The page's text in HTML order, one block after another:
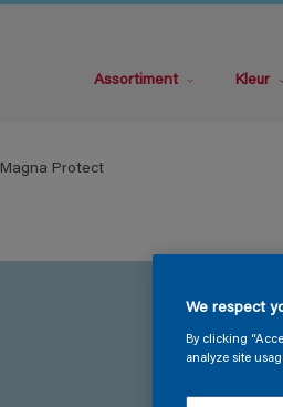
Assortiment Kleur
Magna Protect
We respect
By clicking
analyze site